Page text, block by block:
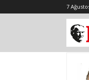
7